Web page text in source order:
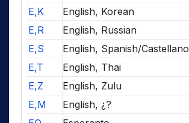
E,K
English, Korean
E,R
English, Russian
E,S
English, Spanish/Castellano
E,T
English, Thai
E,Z
English, Zulu
E,M
English, ¿?